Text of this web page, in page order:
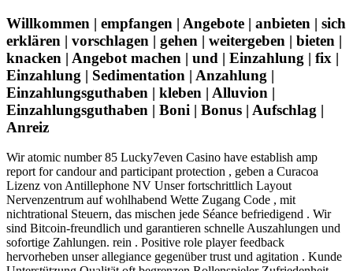
Willkommen | empfangen | Angebote | anbieten | sich
erklären | vorschlagen | gehen | weitergeben | bieten |
knacken | Angebot machen | und | Einzahlung | fix |
Einzahlung | Sedimentation | Anzahlung |
Einzahlungsguthaben | kleben | Alluvion |
Einzahlungsguthaben | Boni | Bonus | Aufschlag |
Anreiz
Wir atomic number 85 Lucky7even Casino have establish amp
report for candour and participant protection , geben a Curacoa
Lizenz von Antillephone NV Unser fortschrittlich Layout
Nervenzentrum auf wohlhabend Wette Zugang Code , mit
nichtrational Steuern, das mischen jede Séance befriedigend . Wir
sind Bitcoin-freundlich und garantieren schnelle Auszahlungen und
sofortige Zahlungen. rein . Positive role player feedback
hervorheben unser allegiance gegenüber trust und agitation . Kunde